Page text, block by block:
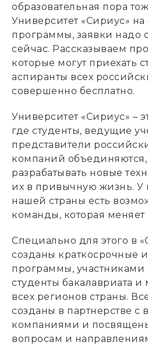
образовательная пора
Университет «Сириус»
программы, заявки надо
сейчас. Рассказываем
которые могут приехать
аспиранты всех
совершенно бесплатно.
Университет «Сириус» –
где студенты, ведущие
представители
компаний объединяются,
разрабатывать новые
их в привычную жизнь. У
нашей страны есть
команды, которая меняет
Специально для этого в
созданы краткосрочные
программы, участниками
студенты бакалавриата и
всех регионов страны.
созданы в партнерстве
компаниями и
вопросам и